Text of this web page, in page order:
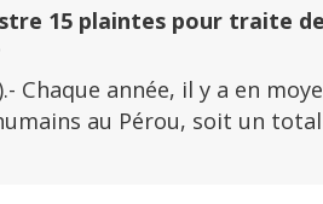
15 plaintes pour traite
Chaque année, il y a en
au Pérou, soit un total